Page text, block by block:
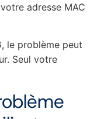
adresse MAC
le problème peut
Seul votre